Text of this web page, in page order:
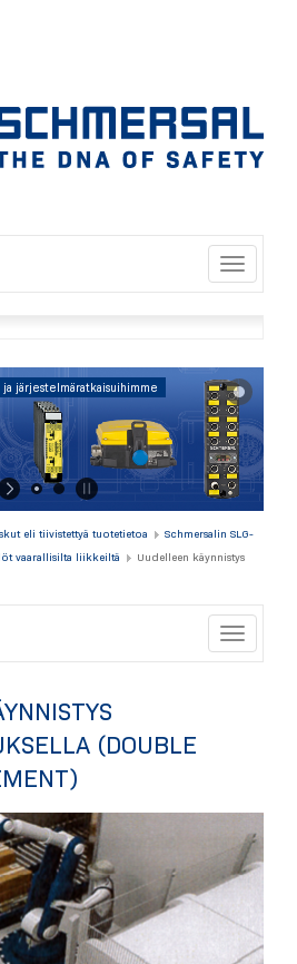
Toggle
järjestelmäratkaisuihimme
eli tiivistettyä tuotetietoa
Schmersalin SLG-
vaarallisilta liikkeiltä
Uudelleen käynnistys
Toggle
(DOUBLE